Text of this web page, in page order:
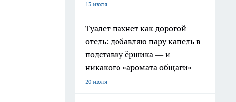
13 июля
Туалет пахнет как дорогой
отель: добавляю пару капель в
подставку ёршика — и
никакого «аромата общаги»
20 июля